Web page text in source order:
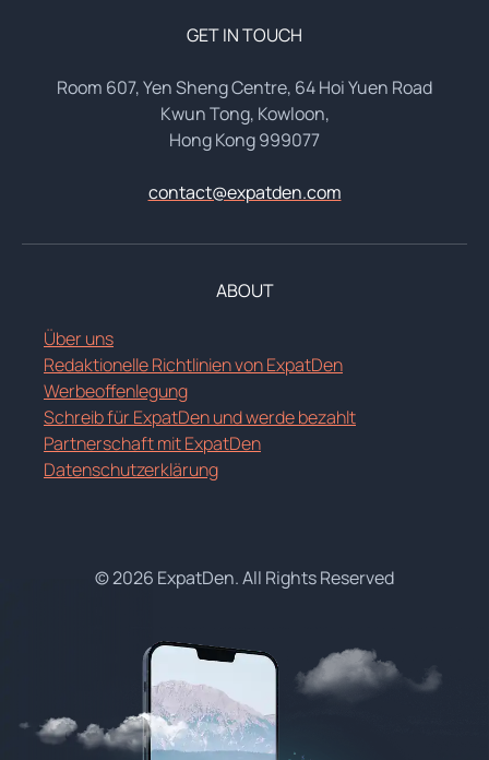
GET IN TOUCH
Room 607, Yen Sheng Centre, 64 Hoi Yuen Road
Kwun Tong, Kowloon,
Hong Kong 999077
contact@expatden.com
ABOUT
Über uns
Redaktionelle Richtlinien von ExpatDen
Werbeoffenlegung
Schreib für ExpatDen und werde bezahlt
Partnerschaft mit ExpatDen
Datenschutzerklärung
© 2026 ExpatDen. All Rights Reserved